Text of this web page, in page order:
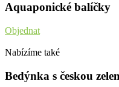
Aquaponické balíčky
Objednat
Nabízíme také
Bedýnka s českou